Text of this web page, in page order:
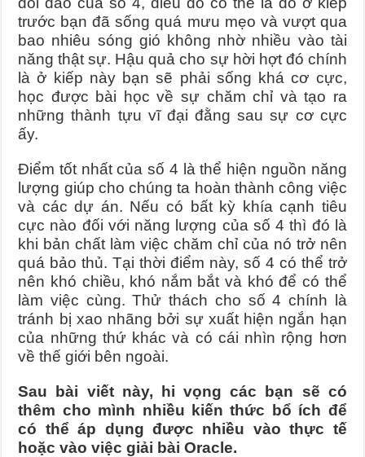
trước bạn đã sống quá mưu mẹo và vượt qua
bao nhiêu sóng gió không nhờ nhiều vào tài
năng thật sự. Hậu quả cho sự hời hợt đó chính
là ở kiếp này bạn sẽ phải sống khá cơ cực,
học được bài học về sự chăm chỉ và tạo ra
những thành tựu vĩ đại đằng sau sự cơ cực
ấy.
Điểm tốt nhất của số 4 là thể hiện nguồn năng
lượng giúp cho chúng ta hoàn thành công việc
và các dự án. Nếu có bất kỳ khía cạnh tiêu
cực nào đối với năng lượng của số 4 thì đó là
khi bản chất làm việc chăm chỉ của nó trở nên
quá bảo thủ. Tại thời điểm này, số 4 có thể trở
nên khó chiều, khó nắm bắt và khó để có thể
làm việc cùng. Thử thách cho số 4 chính là
tránh bị xao nhãng bởi sự xuất hiện ngắn hạn
của những thứ khác và có cái nhìn rộng hơn
về thế giới bên ngoài.
Sau bài viết này, hi vọng các bạn sẽ có
thêm cho mình nhiều kiến thức bổ ích để
có thể áp dụng được nhiều vào thực tế
hoặc vào việc giải bài Oracle.